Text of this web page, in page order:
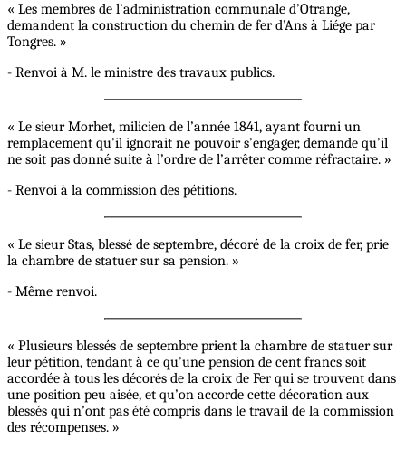
« Les membres de l’administration communale d’Otrange,
demandent la construction du chemin de fer d’Ans à Liége par
Tongres. »
- Renvoi à M. le ministre des travaux publics.
« Le sieur Morhet, milicien de l’année 1841, ayant fourni un
remplacement qu’il ignorait ne pouvoir s’engager, demande qu’il
ne soit pas donné suite à l’ordre de l’arrêter comme réfractaire. »
- Renvoi à la commission des pétitions.
« Le sieur Stas, blessé de septembre, décoré de la croix de fer, prie
la chambre de statuer sur sa pension. »
- Même renvoi.
« Plusieurs blessés de septembre prient la chambre de statuer sur
leur pétition, tendant à ce qu’une pension de cent francs soit
accordée à tous les décorés de la croix de Fer qui se trouvent dans
une position peu aisée, et qu’on accorde cette décoration aux
blessés qui n’ont pas été compris dans le travail de la commission
des récompenses. »